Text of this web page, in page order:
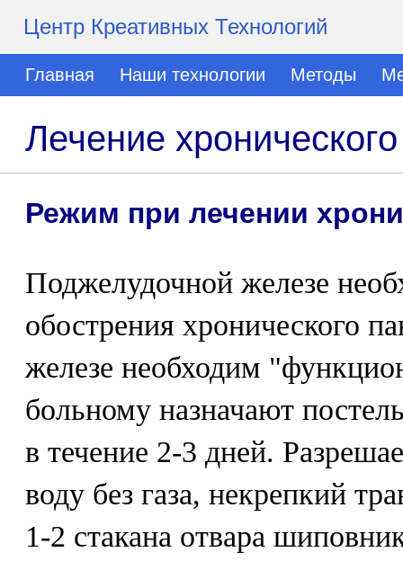
Центр Креативных Технологий
Главная Наши технологии Методы
Лечение
Режим при лечении
Поджелудочной железе
обострения хронического
железе необходим
больному назначают
в течение 2-3 дней.
воду без газа, некрепкий
1-2 стакана отвара